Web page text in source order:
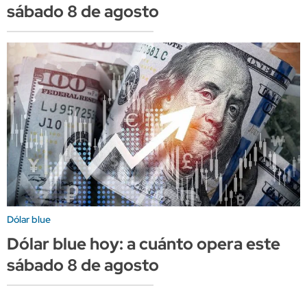
sábado 8 de agosto
Dólar blue
Dólar blue hoy: a cuánto opera este
sábado 8 de agosto